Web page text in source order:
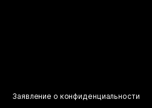
Заявление о конфиденциальности